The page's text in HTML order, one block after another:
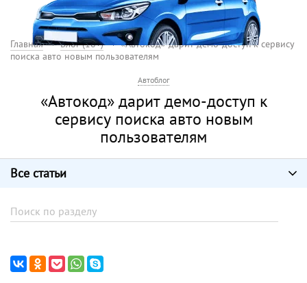
Главная Блог (18+)
«Автокод» дарит демо-доступ к сервису
поиска авто новым пользователям
Автоблог
«Автокод» дарит демо-доступ к
сервису поиска авто новым
пользователям
Все статьи